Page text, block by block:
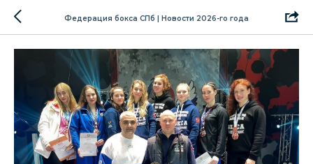
Федерация бокса СПб | Новости 2026-го года